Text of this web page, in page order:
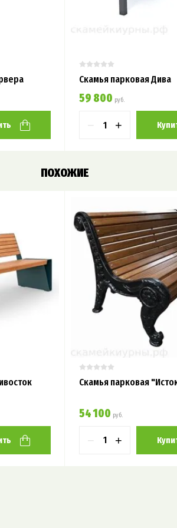
Скамья парковая Дива
59 800 руб.
− +
ПОХОЖИЕ
Скамья парковая
54 100 руб.
− +